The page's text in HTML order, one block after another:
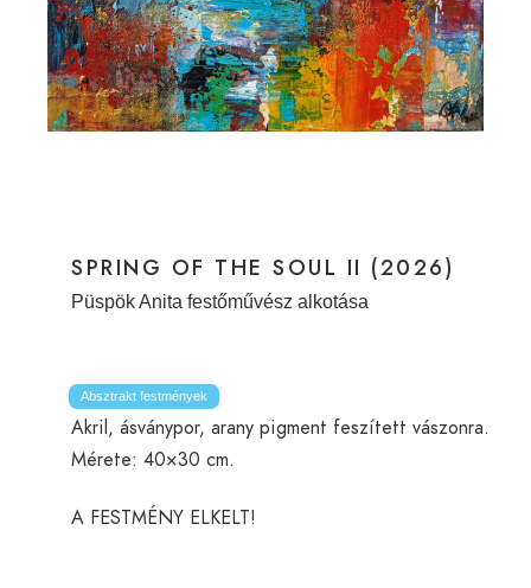
SPRING OF THE SOUL II (2026)
Püspök Anita festőművész alkotása
Absztrakt festmények
Akril, ásványpor, arany pigment feszített vászonra.
Mérete: 40×30 cm.
A FESTMÉNY ELKELT!